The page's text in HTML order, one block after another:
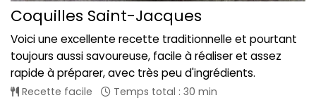
Coquilles Saint-Jacques
Voici une excellente recette traditionnelle et pourtant
toujours aussi savoureuse, facile à réaliser et assez
rapide à préparer, avec très peu d'ingrédients.
Recette facile Temps total : 30 min